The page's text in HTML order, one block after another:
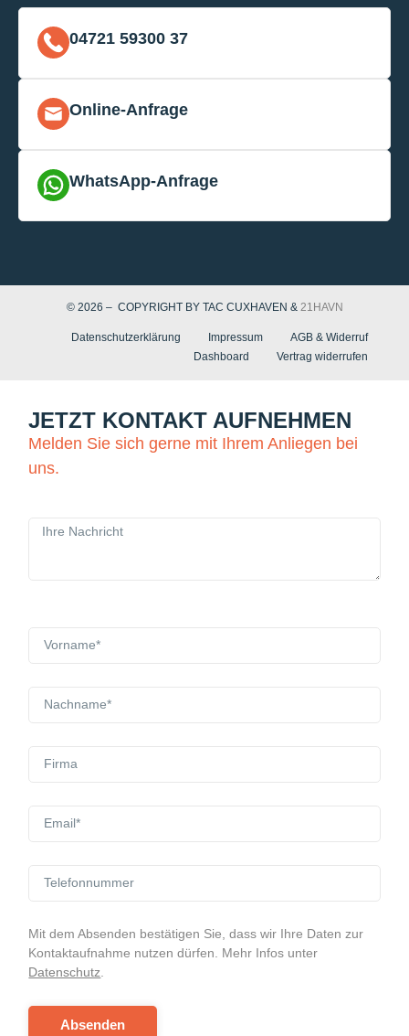
04721 59300 37
Online-Anfrage
WhatsApp-Anfrage
© 2026 – COPYRIGHT BY TAC CUXHAVEN & 21HAVN
Datenschutzerklärung Impressum
AGB & Widerruf
Dashboard
Vertrag widerrufen
JETZT KONTAKT AUFNEHMEN
Melden Sie sich gerne mit Ihrem Anliegen bei
uns.
Mit dem Absenden bestätigen Sie, dass wir Ihre Daten zur
Kontaktaufnahme nutzen dürfen. Mehr Infos unter
Datenschutz
Absenden